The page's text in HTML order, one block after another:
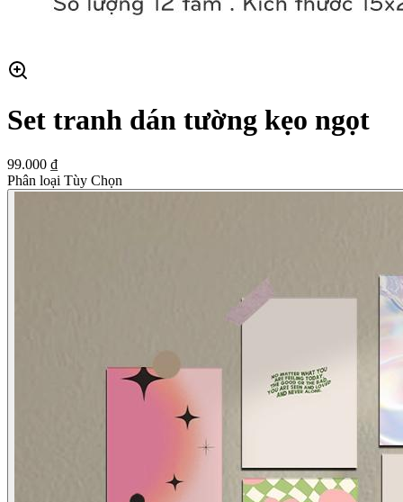
Set tranh dán tường kẹo ngọt
99.000 ₫
Phân loại Tùy Chọn